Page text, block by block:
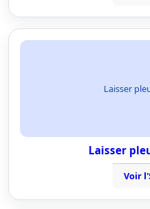
Laisser
Laisser
Voir